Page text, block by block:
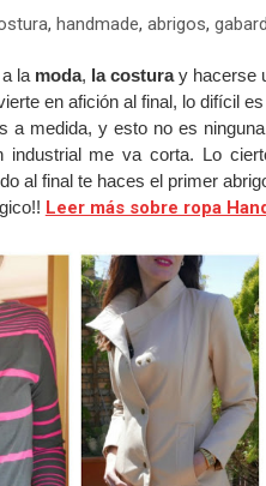
, handmade, abrigos,
la moda, la costuray hacerse
en afición al final, lo difícil
a medida, y esto no es
me va corta. Lo
al final te haces el primer
Leer más sobre ropa